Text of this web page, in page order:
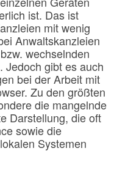
ist. Das ist
mit wenig
Anwaltskanzleien
wechselnden
Jedoch gibt es auch
bei der Arbeit mit
Zu den größten
die mangelnde
Darstellung, die oft
sowie die
Systemen